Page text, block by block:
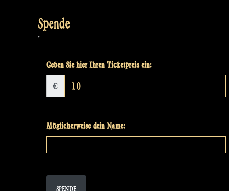
Spende
Geben Sie hier Ihren Ticketpreis ein:
€
Möglicherweise dein Name:
SPENDE